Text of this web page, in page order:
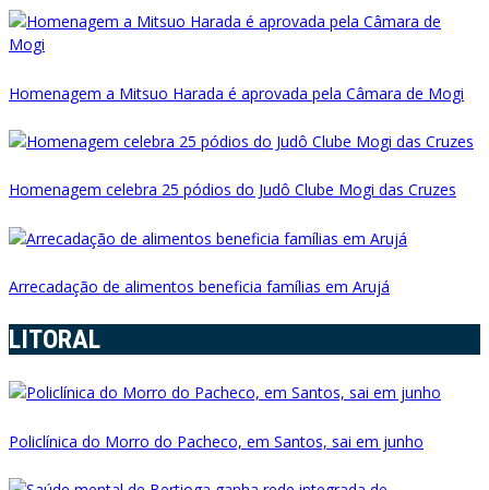
Homenagem a Mitsuo Harada é aprovada pela Câmara de Mogi
Homenagem celebra 25 pódios do Judô Clube Mogi das Cruzes
Arrecadação de alimentos beneficia famílias em Arujá
LITORAL
Policlínica do Morro do Pacheco, em Santos, sai em junho